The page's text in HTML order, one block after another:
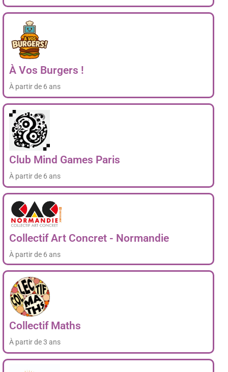
À Vos Burgers !
À partir de 6 ans
Club Mind Games Paris
À partir de 6 ans
Collectif Art Concret - Normandie
À partir de 6 ans
Collectif Maths
À partir de 3 ans